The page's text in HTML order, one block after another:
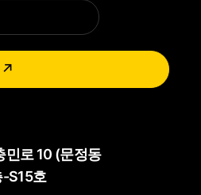
↗
민로 10 (문정동
S15호